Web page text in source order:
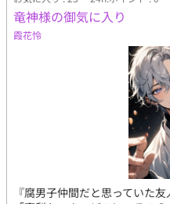
竜神様の御気に入り
霞花怜
『腐男子仲間だと思っていた